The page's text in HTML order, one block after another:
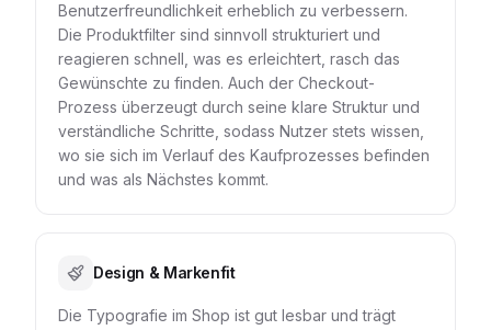
Benutzerfreundlichkeit erheblich zu verbessern.
Die Produktfilter sind sinnvoll strukturiert und
reagieren schnell, was es erleichtert, rasch das
Gewünschte zu finden. Auch der Checkout-
Prozess überzeugt durch seine klare Struktur und
verständliche Schritte, sodass Nutzer stets wissen,
wo sie sich im Verlauf des Kaufprozesses befinden
und was als Nächstes kommt.
Design & Markenfit
Die Typografie im Shop ist gut lesbar und trägt